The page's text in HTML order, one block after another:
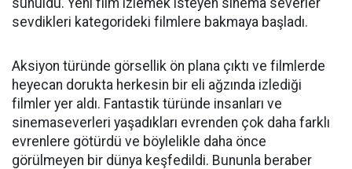
sunuldu. Yeni film izlemek isteyen sinema severler
sevdikleri kategorideki filmlere bakmaya başladı.
Aksiyon türünde görsellik ön plana çıktı ve filmlerde
heyecan dorukta herkesin bir eli ağzında izlediği
filmler yer aldı. Fantastik türünde insanları ve
sinemaseverleri yaşadıkları evrenden çok daha farklı
evrenlere götürdü ve böylelikle daha önce
görülmeyen bir dünya keşfedildi. Bununla beraber